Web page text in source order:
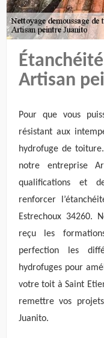
Artisan
Pour que vous
résistant aux
hydrofuge de
notre entreprise
qualifications et
renforcer
Estrechoux 34260.
reçu les
perfection les
hydrofuges pour
votre toit à Saint
remettre vos
Juanito.